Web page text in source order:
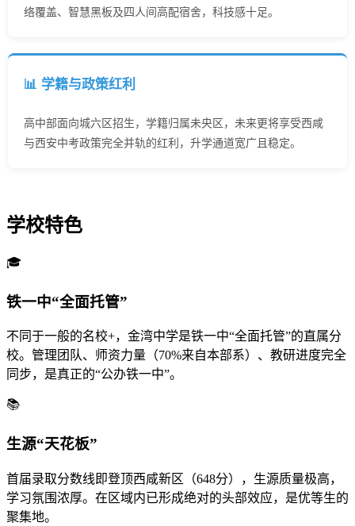
络覆盖、智慧黑板及四人间高配宿舍，科技感十足。
📊 学籍与政策红利
高中部面向城六区招生，学籍归属未央区，未来更将享受西咸
与西安中考政策完全并轨的红利，升学通道宽广且稳定。
学校特色
🎓
铁一中“全面托管”
不同于一般的名校+，金湾中学是铁一中“全面托管”的直属分
校。管理团队、师资力量（70%来自本部系）、教研进度完全
同步，是真正的“公办铁一中”。
📚
生源“天花板”
首届录取分数线即登顶西咸新区（648分），生源质量极高，
学习氛围浓厚。在区域内已形成绝对的头部效应，是优等生的
聚集地。